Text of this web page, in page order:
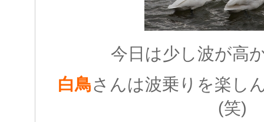
今日は少し波が高
白鳥さんは波乗りを楽し
(笑)